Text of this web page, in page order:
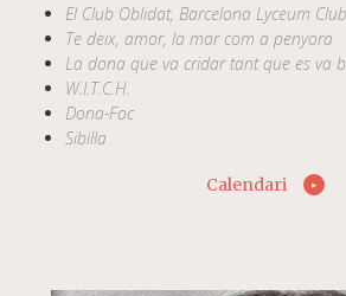
El Club Oblidat, Barcelona Lyceum Club
Te deix, amor, la mar com a penyora
La dona que va cridar tant que es va
W.I.T.C.H.
Dona-Foc
Sibil·la
Calendari